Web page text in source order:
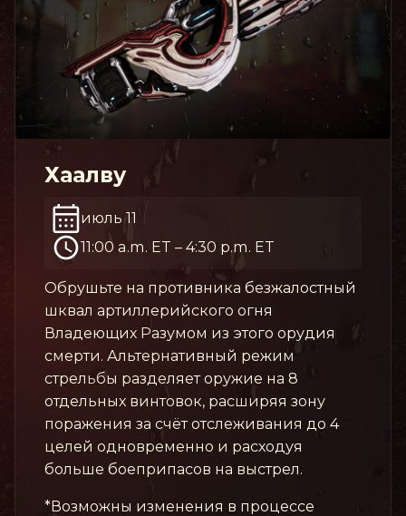
Хаалву
июль 11
11:00 a.m. ET – 4:30 p.m. ET
Обрушьте на противника безжалостный
шквал артиллерийского огня
Владеющих Разумом из этого орудия
смерти. Альтернативный режим
стрельбы разделяет оружие на 8
отдельных винтовок, расширяя зону
поражения за счёт отслеживания до 4
целей одновременно и расходуя
больше боеприпасов на выстрел.
*Возможны изменения в процессе